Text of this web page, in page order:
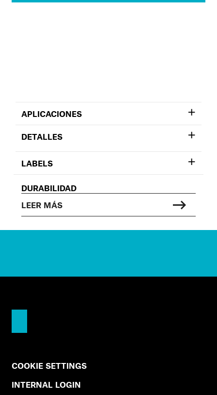
APLICACIONES
DETALLES
LABELS
DURABILIDAD
LEER MÁS
COOKIE SETTINGS
INTERNAL LOGIN